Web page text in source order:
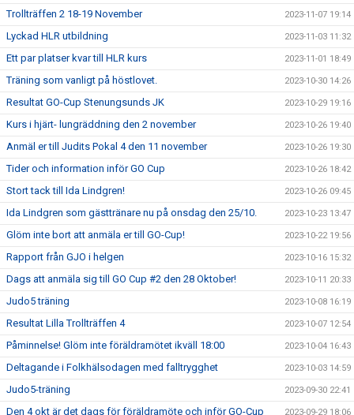
Trollträffen 2 18-19 November 2023-11-07 19:14
Lyckad HLR utbildning 2023-11-03 11:32
Ett par platser kvar till HLR kurs 2023-11-01 18:49
Träning som vanligt på höstlovet. 2023-10-30 14:26
Resultat GO-Cup Stenungsunds JK 2023-10-29 19:16
Kurs i hjärt- lungräddning den 2 november 2023-10-26 19:40
Anmäl er till Judits Pokal 4 den 11 november 2023-10-26 19:30
Tider och information inför GO Cup 2023-10-26 18:42
Stort tack till Ida Lindgren! 2023-10-26 09:45
Ida Lindgren som gästtränare nu på onsdag den 25/10. 2023-10-23 13:47
Glöm inte bort att anmäla er till GO-Cup! 2023-10-22 19:56
Rapport från GJO i helgen 2023-10-16 15:32
Dags att anmäla sig till GO Cup #2 den 28 Oktober! 2023-10-11 20:33
Judo5 träning 2023-10-08 16:19
Resultat Lilla Trollträffen 4 2023-10-07 12:54
Påminnelse! Glöm inte föräldramötet ikväll 18:00 2023-10-04 16:43
Deltagande i Folkhälsodagen med falltrygghet 2023-10-03 14:59
Judo5-träning 2023-09-30 22:41
Den 4 okt är det dags för föräldramöte och inför GO-Cup 2023-09-29 18:06